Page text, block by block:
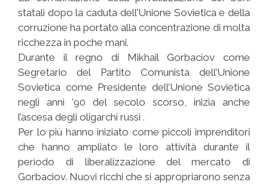
statali dopo la caduta dell’Unione Sovietica e della
corruzione ha portato alla concentrazione di molta
ricchezza in poche mani.
Durante il regno di Mikhail Gorbaciov come
Segretario del Partito Comunista dell’Unione
Sovietica come Presidente dell’Unione Sovietica
negli anni ’90 del secolo scorso, inizia anche
l’ascesa degli oligarchi russi .
Per lo più hanno iniziato come piccoli imprenditori
che hanno ampliato le loro attività durante il
periodo di liberalizzazione del mercato di
Gorbaciov. Nuovi ricchi che si appropriarono senza